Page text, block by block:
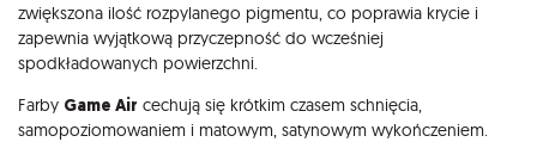
zwiększona ilość rozpylanego pigmentu, co poprawia krycie i
zapewnia wyjątkową przyczepność do wcześniej
spodkładowanych powierzchni.
Farby Game Air cechują się krótkim czasem schnięcia,
samopoziomowaniem i matowym, satynowym wykończeniem.